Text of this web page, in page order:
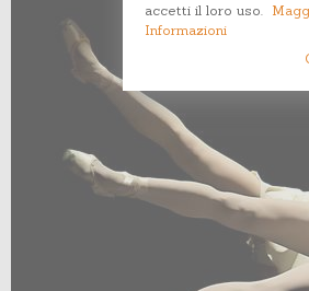
accetti il loro uso.
Informazioni